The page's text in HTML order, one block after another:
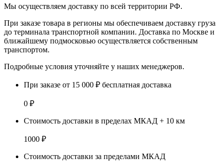
Мы осуществляем доставку по всей территории РФ.
При заказе товара в регионы мы обеспечиваем доставку груза
до терминала транспортной компании. Доставка по Москве и
ближайшему подмосковью осуществляется собственным
транспортом.
Подробные условия уточняйте у наших менеджеров.
При заказе от 15 000 ₽ бесплатная доставка
0 ₽
Стоимость доставки в пределах МКАД + 10 км
1000 ₽
Стоимость доставки за пределами МКАД